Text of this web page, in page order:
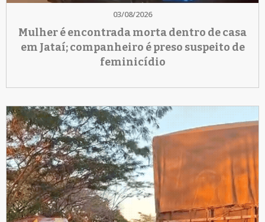
03/08/2026
Mulher é encontrada morta dentro de casa
em Jataí; companheiro é preso suspeito de
feminicídio